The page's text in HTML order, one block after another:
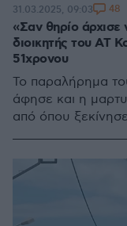
«Σαν θηρίο
διοικητής του ΑΤ
51χρονου
Το παραλήρημα
άφησε και η
από όπου
31.03.2025, 09:03 48